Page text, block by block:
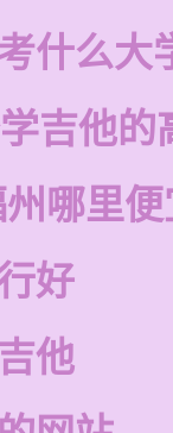
什么大
吉他的
哪里
好
他